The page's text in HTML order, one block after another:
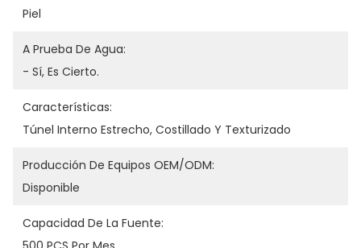
Piel
A Prueba De Agua:
- Sí, Es Cierto.
Características:
Túnel Interno Estrecho, Costillado Y Texturizado
Producción De Equipos OEM/ODM:
Disponible
Capacidad De La Fuente: